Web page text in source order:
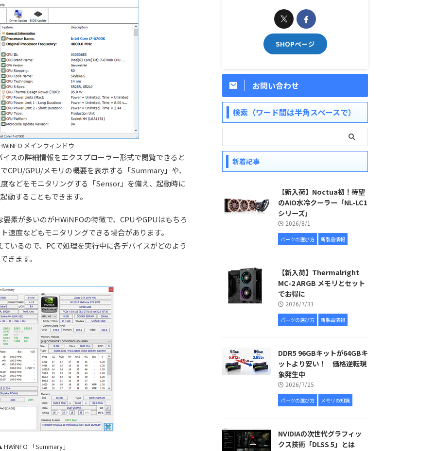
メインウィンドウ
スの詳細情報をエクスプローラー形式で閲覧できると
CPU/GPU/メモリの概要を表示する「Summary」や、
などをモニタリングする「Sensor」を備え、起動時に
することもできます。
素が多いのがHWiNFOの特徴で、CPUやGPUはもちろ
速度などもモニタリングできる場合があります。
いるので、PCで処理を実行中に各デバイスがどのよう
きます。
「Summary」
SHOPページ
お問い合わせ
検索（ワード間は半角スペースで）
新着記事
【新入荷】Noctua初！待望
のAIO水冷クーラー「NL-LC1
シリーズ」
2026/8/1
パーツの選び方 新製品情報
【新入荷】Thermalright
MC-2 ARGB メモリとセット
でお得に
2026/7/31
パーツの選び方 新製品情報
DDR5 96GBキットが64GBキ
ットより安い！ 価格逆転現
象発生中
2026/7/25
パーツの選び方 メモリの知識
NVIDIAの次世代グラフィッ
クス技術「DLSS 5」とは